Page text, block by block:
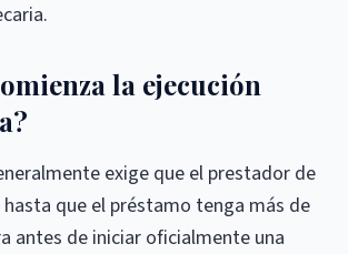
la ejecución
exige que el prestador de
que el préstamo tenga más de
antes de iniciar oficialmente una